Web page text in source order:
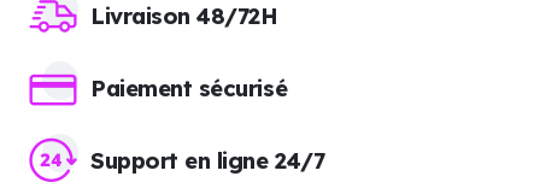
Livraison 48/72H
Paiement sécurisé
Support en ligne 24/7